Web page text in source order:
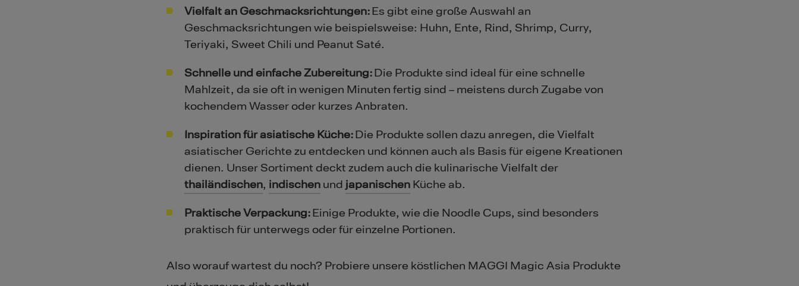
Vielfalt an Geschmacksrichtungen:Es gibt eine große Auswahl an
Geschmacksrichtungen wie beispielsweise: Huhn, Ente, Rind, Shrimp, Curry,
Teriyaki, Sweet Chili und Peanut Saté.
Schnelle und einfache Zubereitung:Die Produkte sind ideal für eine schnelle
Mahlzeit, da sie oft in wenigen Minuten fertig sind – meistens durch Zugabe von
kochendem Wasser oder kurzes Anbraten.
Inspiration für asiatische Küche:Die Produkte sollen dazu anregen, die Vielfalt
asiatischer Gerichte zu entdecken und können auch als Basis für eigene Kreationen
dienen. Unser Sortiment deckt zudem auch die kulinarische Vielfalt der
thailändischen, indischen und japanischen Küche ab.
Praktische Verpackung:Einige Produkte, wie die Noodle Cups, sind besonders
praktisch für unterwegs oder für einzelne Portionen.
Also worauf wartest du noch? Probiere unsere köstlichen MAGGI Magic Asia Produkte